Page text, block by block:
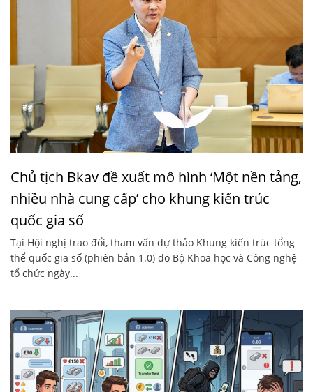
Chủ tịch Bkav đề xuất mô hình ‘Một nền tảng,
nhiều nhà cung cấp’ cho khung kiến trúc
quốc gia số
Tại Hội nghị trao đổi, tham vấn dự thảo Khung kiến trúc tổng
thể quốc gia số (phiên bản 1.0) do Bộ Khoa học và Công nghệ
tổ chức ngày...